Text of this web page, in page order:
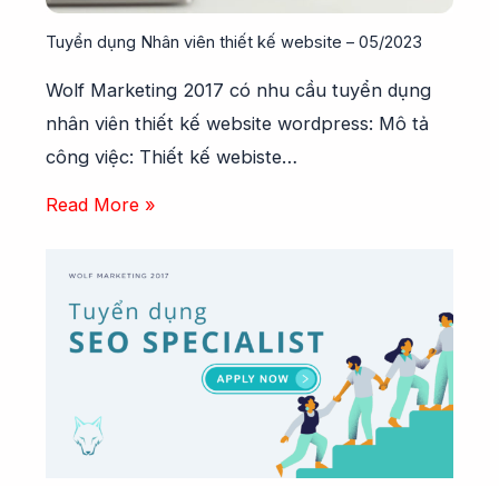
Tuyển dụng Nhân viên thiết kế website – 05/2023
Wolf Marketing 2017 có nhu cầu tuyển dụng
nhân viên thiết kế website wordpress: Mô tả
công việc: Thiết kế webiste…
Read More »